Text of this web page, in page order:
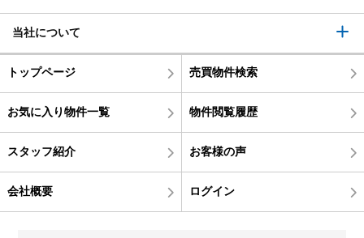
当社について
トップページ 売買物件検索
お気に入り物件一覧 物件閲覧履歴
スタッフ紹介 お客様の声
会社概要 ログイン